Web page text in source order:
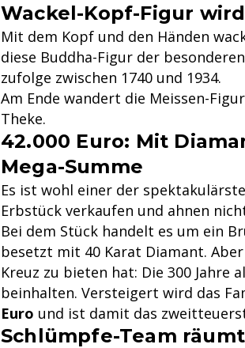
Wackel-Kopf-Figur
Mit dem Kopf und den Händen
diese Buddha-Figur der
zufolge zwischen 1740 und 1934.
Am Ende wandert die Meissen-
Theke.
42.000 Euro: Mit
Mega-Summe
Es ist wohl einer der
Erbstück verkaufen und ahnen
Bei dem Stück handelt es um ein
besetzt mit 40 Karat Diamant.
Kreuz zu bieten hat: Die 300 Jahre
beinhalten. Versteigert wird das
Euro und ist damit das
Schlümpfe-Team